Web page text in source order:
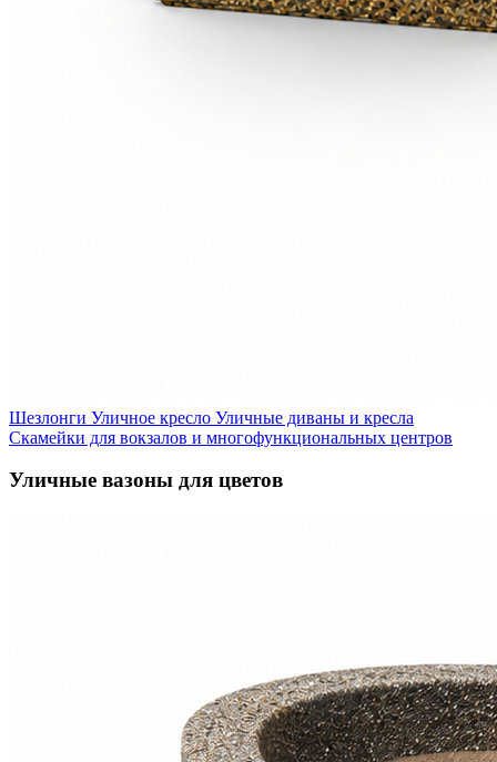
Шезлонги Уличное кресло Уличные диваны и кресла
Скамейки для вокзалов и многофункциональных центров
Уличные вазоны для цветов